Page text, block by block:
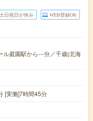
土日祝日が休み WEB登録OK
ル庭園駅から---分／千歳(北海
[実働]7時間45分